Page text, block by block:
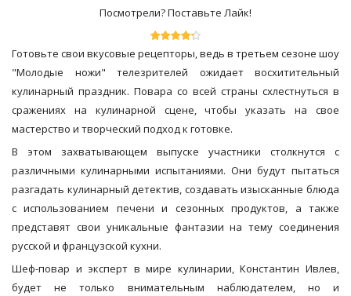
Посмотрели? Поставьте Лайк!
Готовьте свои вкусовые рецепторы, ведь в третьем сезоне шоу
"Молодые ножи" телезрителей ожидает восхитительный
кулинарный праздник. Повара со всей страны схлестнуться в
сражениях на кулинарной сцене, чтобы указать на свое
мастерство и творческий подход к готовке.
В этом захватывающем выпуске участники столкнутся с
различными кулинарными испытаниями. Они будут пытаться
разгадать кулинарный детектив, создавать изысканные блюда
с использованием печени и сезонных продуктов, а также
представят свои уникальные фантазии на тему соединения
русской и французской кухни.
Шеф-повар и эксперт в мире кулинарии, Константин Ивлев,
будет не только внимательным наблюдателем, но и